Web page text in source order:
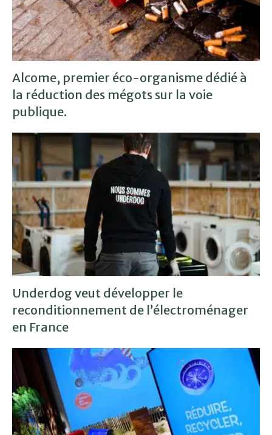
Alcome, premier éco-organisme dédié à
la réduction des mégots sur la voie
publique.
Underdog veut développer le
reconditionnement de l’électroménager
en France